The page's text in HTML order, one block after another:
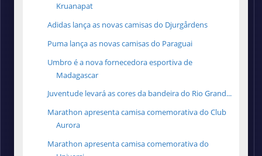
Kruanapat
Adidas lança as novas camisas do Djurgårdens
Puma lança as novas camisas do Paraguai
Umbro é a nova fornecedora esportiva de
Madagascar
Juventude levará as cores da bandeira do Rio Grand...
Marathon apresenta camisa comemorativa do Club
Aurora
Marathon apresenta camisa comemorativa do